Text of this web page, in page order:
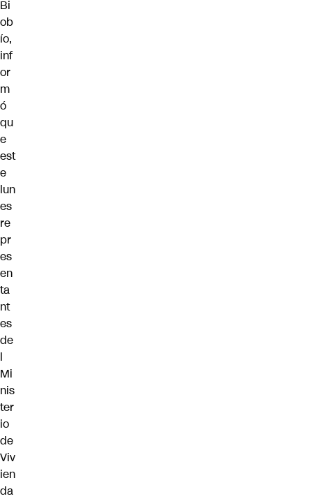
Bi
ob
ío,
inf
or
m
ó
qu
e
est
e
lun
es
re
pr
es
en
ta
nt
es
de
l
Mi
nis
ter
io
de
Viv
ien
da